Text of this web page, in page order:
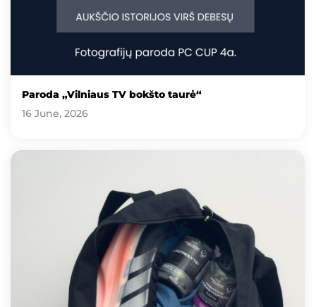
Paroda „Vilniaus TV bokšto taurė“
16 June, 2026